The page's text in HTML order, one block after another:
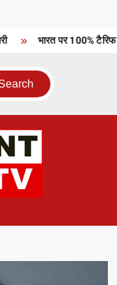
भारत पर 100% टैरिफ